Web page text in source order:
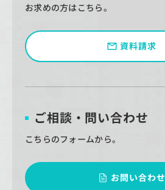
お求めの方はこちら。
資料請求
ご相談・問い合わせ
こちらのフォームから。
お問い合わせ